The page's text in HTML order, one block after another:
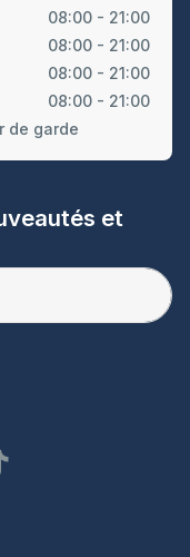
08:00 - 21:00
08:00 - 21:00
08:00 - 21:00
08:00 - 21:00
de garde
et